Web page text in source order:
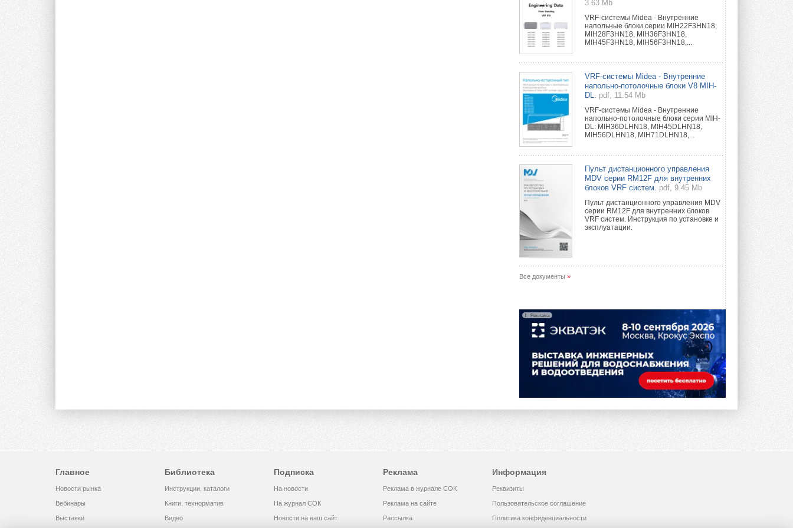
3.63 Mb
VRF-системы Midea - Внутренние
напольные блоки серии MIH22F3HN18,
MIH28F3HN18, MIH36F3HN18,
MIH45F3HN18, MIH56F3HN18,...
VRF-системы Midea - Внутренние
напольно-потолочные блоки V8 MIH-
DL.
pdf, 11.54 Mb
VRF-системы Midea - Внутренние
напольно-потолочные блоки серии MIH-
DL: MIH36DLHN18, MIH45DLHN18,
MIH56DLHN18, MIH71DLHN18,...
Пульт дистанционного управления
MDV серии RM12F для внутренних
блоков VRF систем.
pdf, 9.45 Mb
Пульт дистанционного управления MDV
серии RM12F для внутренних блоков
VRF систем. Инструкция по установке и
эксплуатации.
Все документы »
Реклама
Главное
Новости рынка
Вебинары
Выставки
Библиотека
Инструкции, каталоги
Книги, технорматив
Видео
Подписка
На новости
На журнал СОК
Новости на ваш сайт
Реклама
Реклама в журнале СОК
Реклама на сайте
Рассылка
Информация
Реквизиты
Пользовательское соглашение
Политика конфиденциальности